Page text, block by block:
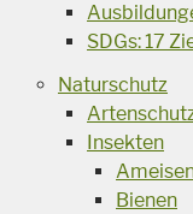
SDGs: 17
Naturschutz
Insekten
Bienen